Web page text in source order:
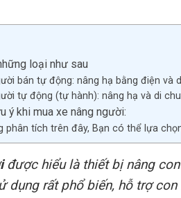
loại như sau
bán tự động: nâng hạ bằng điện và
tự động (tự hành): nâng hạ và di
ý khi mua xe nâng người:
phân tích trên đây, Bạn có thể lựa
được hiểu là thiết bị nâng
dụng rất phổ biến, hỗ trợ